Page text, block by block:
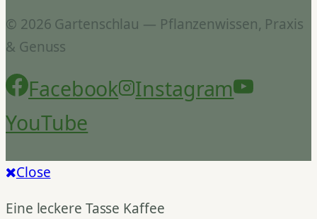
© 2026 Gartenschlau — Pflanzenwissen, Praxis
& Genuss
Facebook
Instagram
YouTube
Close
Eine leckere Tasse Kaffee